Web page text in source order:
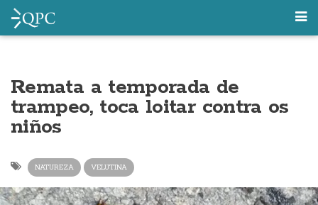
Remata a temporada de
trampeo, toca loitar contra os
niños
NATUREZA VELUTINA